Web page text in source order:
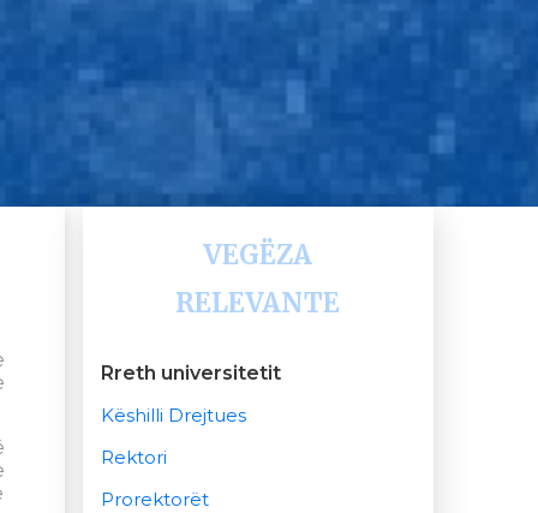
VEGËZA
RELEVANTE
Rreth universitetit
Këshilli Drejtues
Rektori
Prorektorët